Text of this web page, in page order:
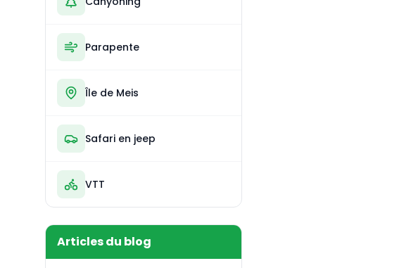
Parapente
Île de Meis
Safari en jeep
VTT
Articles du blog